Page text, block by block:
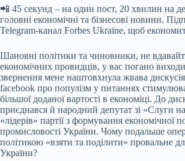
📲 45 секунд – на один пост, 20 хвилин на
головні економічні та бізнесові новини.
Telegram-канал Forbes Ukraine, щоб
Шановні політики та чиновники, не
економічних провидців, у вас погано
звернення мене наштовхнула жвава
facebook про популізм у питаннях
більшої доданої вартості в економіці. До
приєднався й народний депутат зі «Слуги
«лідерів» партії з формування економічної
промисловості України. Чому подальше
політикою «взяти та поділити» провальне
України?